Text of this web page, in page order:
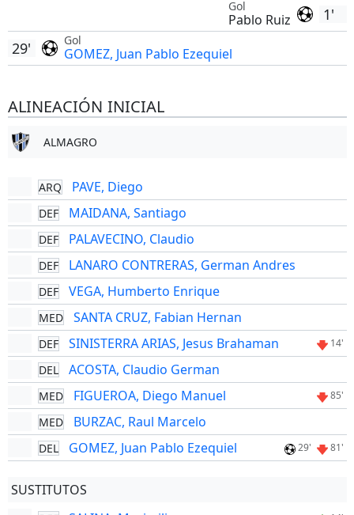
1'
Gol
Pablo Ruiz
Gol
GOMEZ, Juan Pablo Ezequiel
29'
ALINEACIÓN INICIAL
ALMAGRO
ARQ PAVE, Diego
DEF MAIDANA, Santiago
DEF PALAVECINO, Claudio
DEF LANARO CONTRERAS, German Andres
DEF VEGA, Humberto Enrique
MED SANTA CRUZ, Fabian Hernan
DEF SINISTERRA ARIAS, Jesus Brahaman 14'
DEL ACOSTA, Claudio German
MED FIGUEROA, Diego Manuel 85'
MED BURZAC, Raul Marcelo
DEL GOMEZ, Juan Pablo Ezequiel 29' 81'
SUSTITUTOS